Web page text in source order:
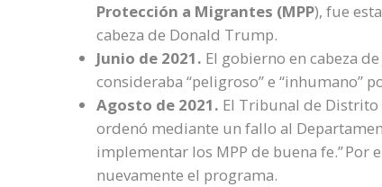
Protección a Migrantes (MPP), fue
cabeza de Donald Trump.
Junio de 2021. El gobierno en cabeza
consideraba “peligroso” e “inhumano”
Agosto de 2021. El Tribunal de Distrito
ordenó mediante un fallo al
implementar los MPP de buena fe.”
nuevamente el programa.